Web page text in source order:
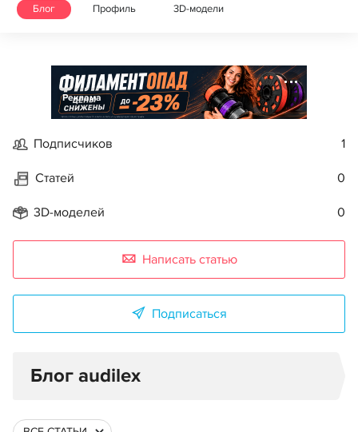
Блог Профиль 3D-модели
Реклама
Подписчиков 1
Статей 0
3D-моделей 0
Написать статью
Подписаться
Блог audilex